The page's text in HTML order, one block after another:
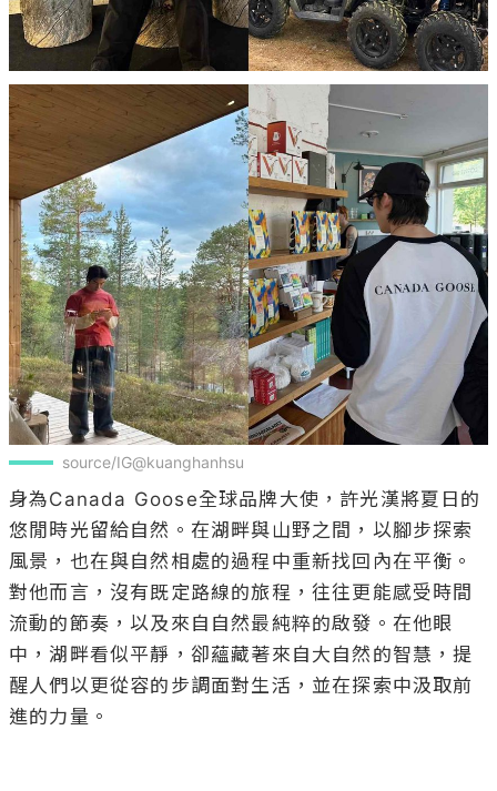
source/IG@kuanghanhsu
身為Canada Goose全球品牌大使，許光漢將夏日的
悠閒時光留給自然。在湖畔與山野之間，以腳步探索
風景，也在與自然相處的過程中重新找回內在平衡。
對他而言，沒有既定路線的旅程，往往更能感受時間
流動的節奏，以及來自自然最純粹的啟發。在他眼
中，湖畔看似平靜，卻蘊藏著來自大自然的智慧，提
醒人們以更從容的步調面對生活，並在探索中汲取前
進的力量。